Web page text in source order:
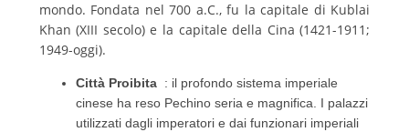
mondo. Fondata nel 700 a.C., fu la capitale di Kublai
Khan (XIII secolo) e la capitale della Cina (1421-1911;
1949-oggi).
Città Proibita : il profondo sistema imperiale
cinese ha reso Pechino seria e magnifica. I palazzi
utilizzati dagli imperatori e dai funzionari imperiali